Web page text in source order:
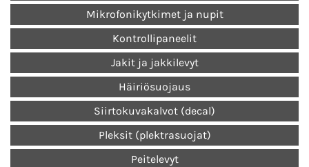
Mikrofonikytkimet ja nupit
Kontrollipaneelit
Jakit ja jakkilevyt
Häiriösuojaus
Siirtokuvakalvot (decal)
Pleksit (plektrasuojat)
Peitelevyt